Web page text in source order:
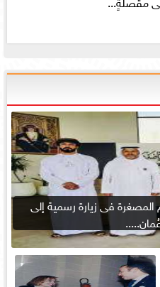
المصغرة فى زيارة رسمية إلى